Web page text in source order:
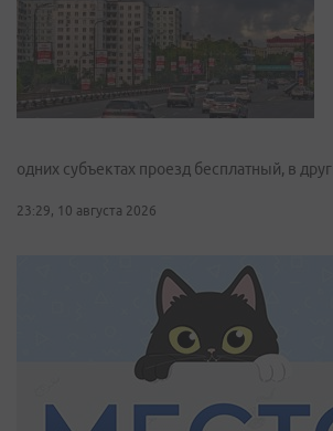
одних субъектах проезд бесплатный, в
23:29, 10 августа 2026